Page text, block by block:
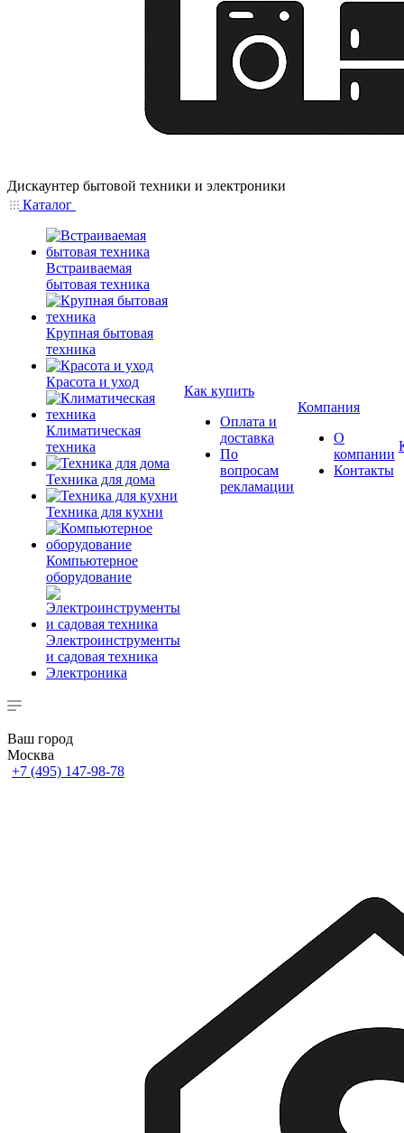
Дискаунтер бытовой техники и электроники
Каталог
Встраиваемая
бытовая техника
Крупная бытовая
техника
Красота и уход
Климатическая
техника
Техника для дома
Техника для кухни
Компьютерное
оборудование
Электроинструменты
и садовая техника
Электроника
Как купить
Оплата и
доставка
По
вопросам
рекламации
Компания
О
компании
Контакты
Ваш город
Москва
+7 (495) 147-98-78